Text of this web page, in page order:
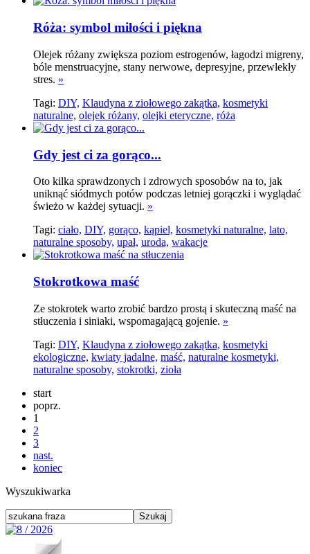
Róża: symbol miłości i piękna
Olejek różany zwiększa poziom estrogenów, łagodzi migreny,
bóle menstruacyjne, stany nerwowe, depresyjne, przewlekły
stres. »
Tagi: DIY, Klaudyna z ziołowego zakątka, kosmetyki
naturalne, olejek różany, olejki eteryczne, róża
Gdy jest ci za gorąco...
Oto kilka sprawdzonych i zdrowych sposobów na to, jak
uniknąć siódmych potów podczas letniej gorączki i wyglądać
świeżo w każdej sytuacji. »
Tagi: ciało, DIY, gorąco, kąpiel, kosmetyki naturalne, lato,
naturalne sposoby, upał, uroda, wakacje
Stokrotkowa maść
Ze stokrotek warto zrobić bardzo prostą i skuteczną maść na
stłuczenia i siniaki, wspomagającą gojenie. »
Tagi: DIY, Klaudyna z ziołowego zakątka, kosmetyki
ekologiczne, kwiaty jadalne, maść, naturalne kosmetyki,
naturalne sposoby, stokrotki, zioła
start
poprz.
1
2
3
nast.
koniec
Wyszukiwarka